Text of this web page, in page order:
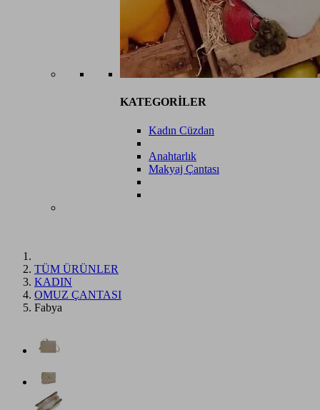
KATEGORİLER
Kadın Cüzdan
Anahtarlık
Makyaj Çantası
TÜM ÜRÜNLER
KADIN
OMUZ ÇANTASI
Fabya